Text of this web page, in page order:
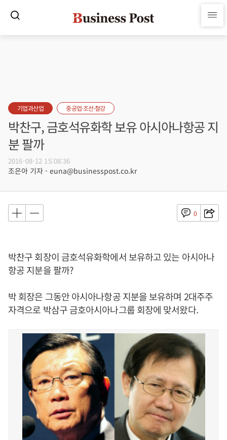
기업과산업 중공업·조선·철강
박찬구, 금호석유화학 보유 아시아나항공 지
분 팔까
2016-08-12 15:08:36
조은아 기자 - euna@businesspost.co.kr
0
박찬구 회장이 금호석유화학에서 보유하고 있는 아시아나
항공 지분을 팔까?
박 회장은 그동안 아시아나항공 지분을 보유하며 2대주주
자격으로 박삼구 금호아시아나그룹 회장에 맞서왔다.